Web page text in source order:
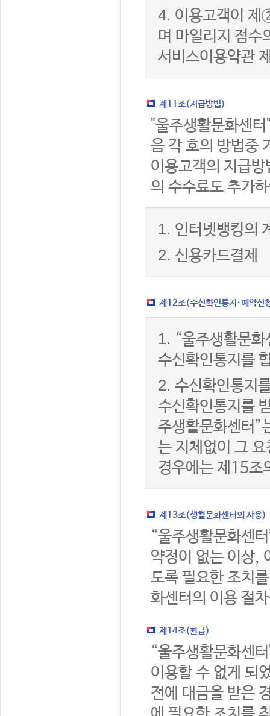
4. 이용고객이 제
며 마일리지 점수
서비스이용약관
제11조(지급방법)
"울주생활문화센
음 각 호의 방법중
이용고객의 지급
의 수수료도 추가
1. 인터넷뱅킹의
2. 신용카드결제
제12조(수신확인통지·예약신
1. “울주생활문
수신확인통지를
2. 수신확인통지
수신확인통지를
주생활문화센터”
는 지체없이 그
경우에는 제15조
제13조(생활문화센터의 사용)
“울주생활문화센
약정이 없는 이상,
도록 필요한 조치
화센터의 이용 절
제14조(환급)
“울주생활문화센
이용할 수 없게 되
전에 대금을 받은